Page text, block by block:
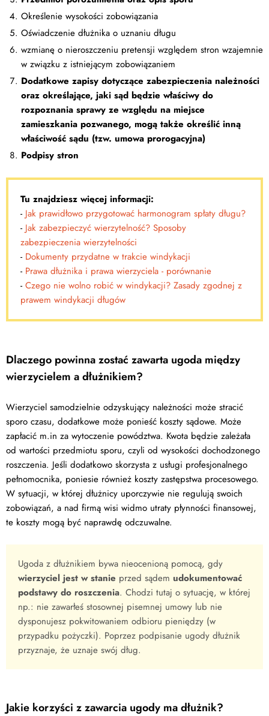
Określenie wysokości zobowiązania
Oświadczenie dłużnika o uznaniu długu
wzmianę o nieroszczeniu pretensji względem stron wzajemnie
w związku z istniejącym zobowiązaniem
Dodatkowe zapisy dotyczące zabezpieczenia należności
oraz określające, jaki sąd będzie właściwy do
rozpoznania sprawy ze względu na miejsce
zamieszkania pozwanego, mogą także określić inną
właściwość sądu (tzw. umowa prorogacyjna)
Podpisy stron
Tu znajdziesz więcej informacji:
- Jak prawidłowo przygotować harmonogram spłaty długu?
- Jak zabezpieczyć wierzytelność? Sposoby
zabezpieczenia wierzytelności
- Dokumenty przydatne w trakcie windykacji
- Prawa dłużnika i prawa wierzyciela - porównanie
- Czego nie wolno robić w windykacji? Zasady zgodnej z
prawem windykacji długów
Dlaczego powinna zostać zawarta ugoda między
wierzycielem a dłużnikiem?
Wierzyciel samodzielnie odzyskujący należności może stracić
sporo czasu, dodatkowe może ponieść koszty sądowe. Może
zapłacić m.in za wytoczenie powództwa. Kwota będzie zależała
od wartości przedmiotu sporu, czyli od wysokości dochodzonego
roszczenia. Jeśli dodatkowo skorzysta z usługi profesjonalnego
pełnomocnika, poniesie również koszty zastępstwa procesowego.
W sytuacji, w której dłużnicy uporczywie nie regulują swoich
zobowiązań, a nad firmą wisi widmo utraty płynności finansowej,
te koszty mogą być naprawdę odczuwalne.
Ugoda z dłużnikiem bywa nieocenioną pomocą, gdy
wierzyciel jest w stanie przed sądem udokumentować
podstawy do roszczenia. Chodzi tutaj o sytuację, w której
np.: nie zawarłeś stosownej pisemnej umowy lub nie
dysponujesz pokwitowaniem odbioru pieniędzy (w
przypadku pożyczki). Poprzez podpisanie ugody dłużnik
przyznaje, że uznaje swój dług.
Jakie korzyści z zawarcia ugody ma dłużnik?